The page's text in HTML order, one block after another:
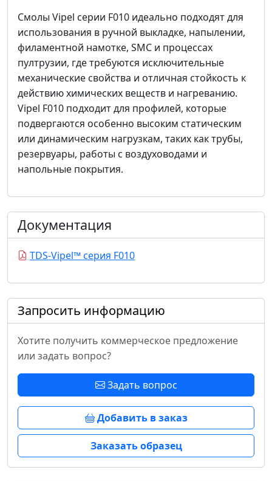
Смолы Vipel серии F010 идеально подходят для
использования в ручной выкладке, напылении,
филаментной намотке, SMC и процессах
пултрузии, где требуются исключительные
механические свойства и отличная стойкость к
действию химических веществ и нагреванию.
Vipel F010 подходит для профилей, которые
подвергаются особенно высоким статическим
или динамическим нагрузкам, таких как трубы,
резервуары, работы с воздуховодами и
напольные покрытия.
Документация
TDS-Vipel™ серия F010
Запросить информацию
Хотите получить коммерческое предложение
или задать вопрос?
Задать вопрос
Добавить в заказ
Заказать образец